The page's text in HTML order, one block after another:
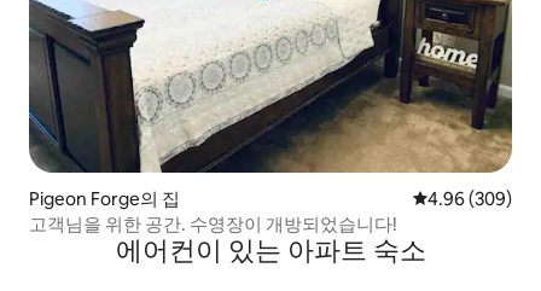
Pigeon Forge의 집 평점 4.96점(5
4.96 (309)
고객님을 위한 공간. 수영장이 개방되었습니다!
에어컨이 있는 아파트 숙소